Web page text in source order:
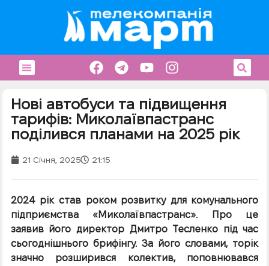
Нові автобуси та підвищення
тарифів: Миколаївпастранс
поділився планами на 2025 рік
21 Січня, 2025 21:15
2024 рік став роком розвитку для комунального
підприємства «Миколаївпастранс». Про це
заявив його директор Дмитро Тесленко під час
сьогоднішнього брифінгу. За його словами, торік
значно розширився колектив, поповнювався